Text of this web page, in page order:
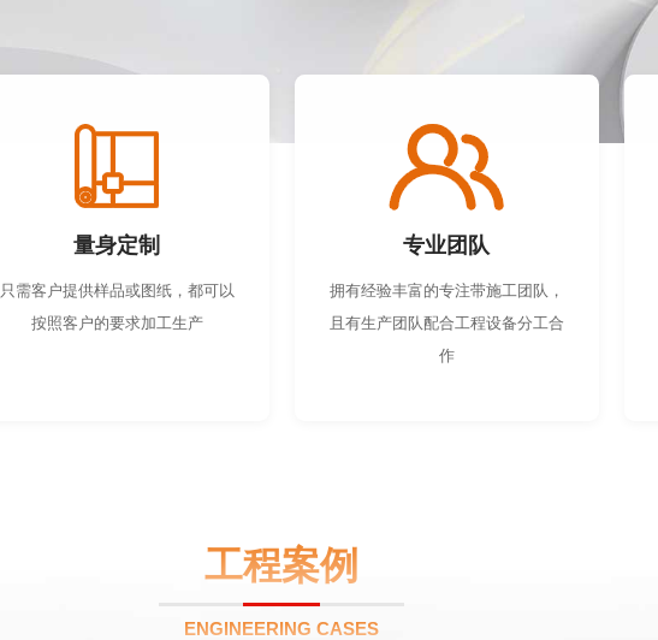
量身定制
只需客户提供样品或图纸，都可以
按照客户的要求加工生产
专业团队
拥有经验丰富的专注带施工团队，
且有生产团队配合工程设备分工合
作
工程案例
ENGINEERING CASES